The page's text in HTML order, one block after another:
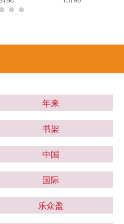
年来
书架
中国
国际
乐众盈